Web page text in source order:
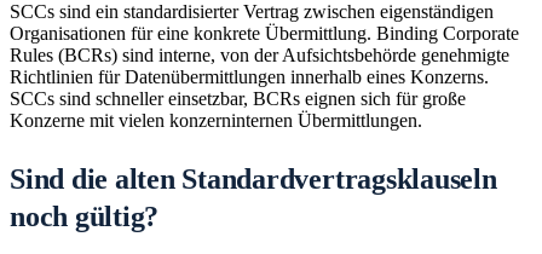
SCCs sind ein standardisierter Vertrag zwischen eigenständigen
Organisationen für eine konkrete Übermittlung. Binding Corporate
Rules (BCRs) sind interne, von der Aufsichtsbehörde genehmigte
Richtlinien für Datenübermittlungen innerhalb eines Konzerns.
SCCs sind schneller einsetzbar, BCRs eignen sich für große
Konzerne mit vielen konzerninternen Übermittlungen.
Sind die alten Standardvertragsklauseln
noch gültig?